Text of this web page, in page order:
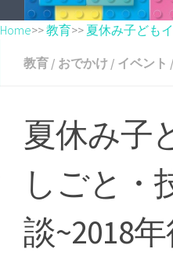
Home>>教育>> 夏休み子ども
教育 / おでかけ / イベント /
夏休み子
しごと・
談~2018